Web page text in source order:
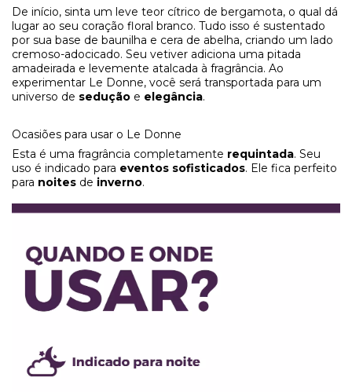
De início, sinta um leve teor cítrico de bergamota, o qual dá
lugar ao seu coração floral branco. Tudo isso é sustentado
por sua base de baunilha e cera de abelha, criando um lado
cremoso-adocicado. Seu vetiver adiciona uma pitada
amadeirada e levemente atalcada à fragrância. Ao
experimentar Le Donne, você será transportada para um
universo de sedução e elegância.
Ocasiões para usar o Le Donne
Esta é uma fragrância completamente requintada. Seu
uso é indicado para eventos sofisticados. Ele fica perfeito
para noites de inverno.